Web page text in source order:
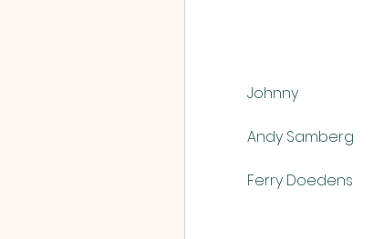
            Johnny
            Andy Samberg
            Ferry Doedens